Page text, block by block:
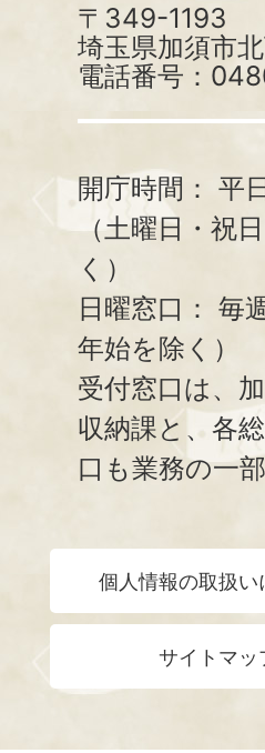
〒349-1193
埼玉県加須市
電話番号：
開庁時間： 平
（土曜日・祝
く）
日曜窓口： 毎
年始を除く）
受付窓口は、
収納課と、 各
口も業務の一
個人情報の取扱い
サイトマッ